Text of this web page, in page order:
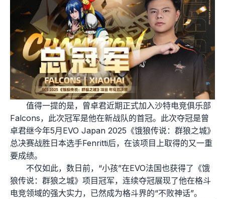
值得一提的是，曾卓君近期正式加入沙特电竞俱乐部
Falcons，此次冠军是他在新战队的首冠。此次夺冠是曾
卓君继今年5月EVO Japan 2025《饿狼传说：群狼之城》
总决赛战胜日本选手Fenritti后，在该项目上取得的又一重
要成绩。
不仅如此，数日前，“小孩”在EVO法国也获得了《饿
狼传说：群狼之城》项目冠军，连续夺冠展现了他在格斗
电竞领域的强大实力，已然成为格斗界的“不败神话”。